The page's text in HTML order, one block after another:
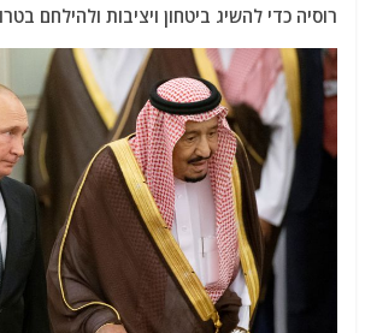
רוסיה כדי להשיג ביטחון ויציבות ולהילחם